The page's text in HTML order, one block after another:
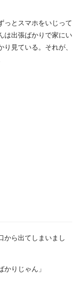
っとスマホをいじって
は出張ばかりで家にい
見ている。それが、
から出てしまいまし
かりじゃん」